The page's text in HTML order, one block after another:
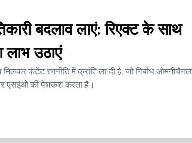
बदलाव लाएं: रिएक्ट के साथ
उठाएं
कंटेंट रणनीति में क्रांति ला दी है, जो निर्बाध ओमनीचैनल
एसईओ की पेशकश करता है।